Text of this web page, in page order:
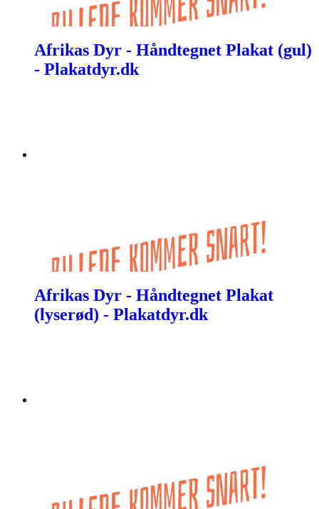
Afrikas Dyr - Håndtegnet Plakat (gul)
- Plakatdyr.dk
Afrikas Dyr - Håndtegnet Plakat
(lyserød) - Plakatdyr.dk